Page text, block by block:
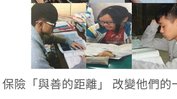
保險「與善的距離」 改變他們的